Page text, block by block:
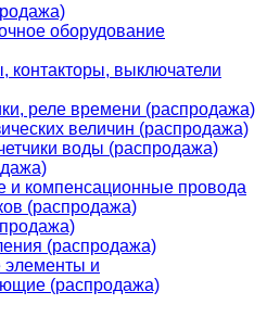
оборудование
контакторы, выключатели
реле времени (распродажа)
величин (распродажа)
воды (распродажа)
и компенсационные провода
(распродажа)
(распродажа)
элементы и
(распродажа)